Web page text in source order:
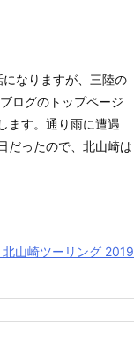
なりますが、三陸の
ログのトップページ
ます。通り雨に遭遇
だったので、北山崎は
北山崎ツーリング 2019